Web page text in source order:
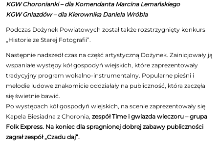
KGW Choronianki – dla Komendanta Marcina Lemańskiego
KGW Gniazdów – dla Kierownika Daniela Wróbla
Podczas Dożynek Powiatowych został także rozstrzygnięty konkurs
„Historie ze Starej Fotografii”.
Następnie nadszedł czas na część artystyczną Dożynek. Zainicjowały ją
wspaniałe występy kół gospodyń wiejskich, które zaprezentowały
tradycyjny program wokalno-instrumentalny. Popularne pieśni i
melodie ludowe znakomicie oddziałały na publiczność, która zaczęła
się świetnie bawić.
Po występach kół gospodyń wiejskich, na scenie zaprezentowały się
Kapela Biesiadna z Choronia,zespół Time i gwiazda wieczoru – grupa
Folk Express. Na koniec dla spragnionej dobrej zabawy publiczności
zagrał zespół „Czadu daj”.